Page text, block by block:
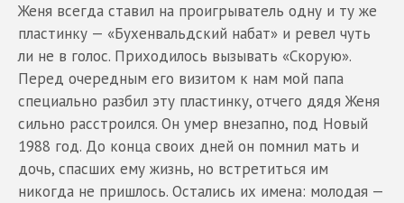
Женя всегда ставил на проигрыватель одну и ту же
пластинку — «Бухенвальдский набат» и ревел чуть
ли не в голос. Приходилось вызывать «Скорую».
Перед очередным его визитом к нам мой папа
специально разбил эту пластинку, отчего дядя Женя
сильно расстроился. Он умер внезапно, под Новый
1988 год. До конца своих дней он помнил мать и
дочь, спасших ему жизнь, но встретиться им
никогда не пришлось. Остались их имена: молодая —